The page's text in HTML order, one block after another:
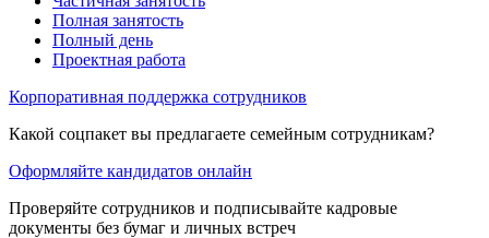
Полная занятость
Полный день
Проектная работа
Корпоративная поддержка сотрудников
Какой соцпакет вы предлагаете семейным сотрудникам?
Оформляйте кандидатов онлайн
Проверяйте сотрудников и подписывайте кадровые
документы без бумаг и личных встреч